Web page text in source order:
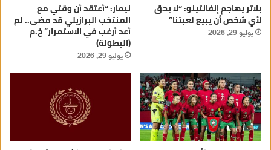
بلاتر يهاجم إنفانتينو: “لا يحق
لأي شخص أن يبيع لعبتنا”
يوليو 29, 2026
نيمار: “أعتقد أن وقتي مع
المنتخب البرازيلي قد مضى.. لم
أعد أرغب في الاستمرار” خ.م
(البطولة)
يوليو 29, 2026